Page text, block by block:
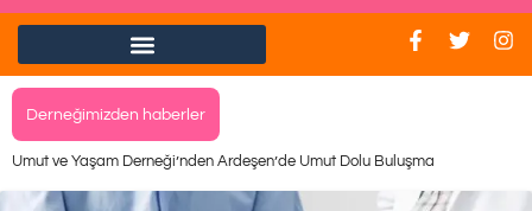
Derneğimizden haberler
Umut ve Yaşam Derneği’nden Ardeşen’de Umut Dolu Buluşma